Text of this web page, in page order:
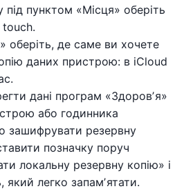
під пунктом «Місця» оберіть
touch.
оберіть, де саме ви хочете
даних пристрою: в iCloud
дані програм «Здоровʼя»
або годинника
зашифрувати резервну
позначку поруч
локальну резервну копію» і
який легко запамʼятати.